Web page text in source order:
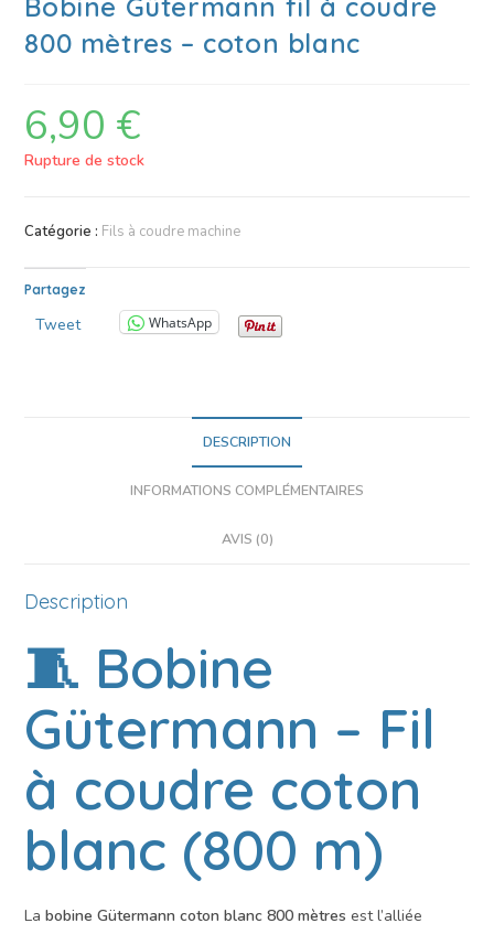
Bobine Gütermann fil à coudre
800 mètres – coton blanc
6,90 €
Rupture de stock
Catégorie : Fils à coudre machine
Partagez
Tweet WhatsApp
DESCRIPTION
INFORMATIONS COMPLÉMENTAIRES
AVIS (0)
Description
🧵 Bobine
Gütermann – Fil
à coudre coton
blanc (800 m)
Labobine Gütermann coton blanc 800 mètres est l’alliée